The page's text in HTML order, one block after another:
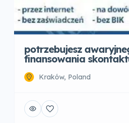
potrzebujesz
finansowania
Kraków, Poland